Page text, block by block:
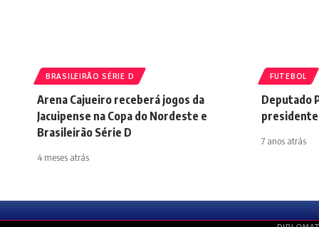
BRASILEIRÃO SÉRIE D
Arena Cajueiro receberá jogos da
Jacuipense na Copa do Nordeste e
Brasileirão Série D
4 meses atrás
FUTEBOL
Deputado
presidente
7 anos atrás